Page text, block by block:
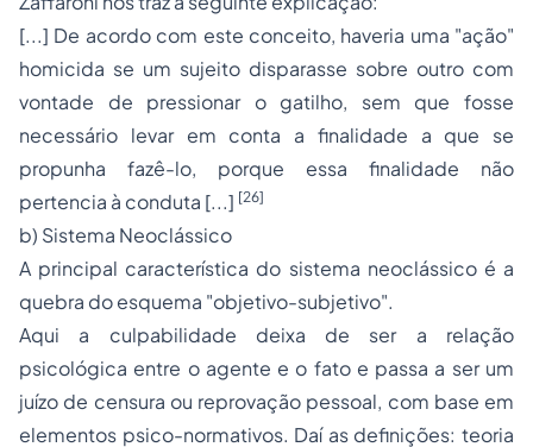
[...] De acordo com este conceito, haveria uma "ação"
homicida se um sujeito disparasse sobre outro com
vontade de pressionar o gatilho, sem que fosse
necessário levar em conta a finalidade a que se
propunha fazê-lo, porque essa finalidade não
pertencia à conduta [...] [26]
b) Sistema Neoclássico
A principal característica do sistema neoclássico é a
quebra do esquema "objetivo-subjetivo".
Aqui a culpabilidade deixa de ser a relação
psicológica entre o agente e o fato e passa a ser um
juízo de censura ou reprovação pessoal, com base em
elementos psico-normativos. Daí as definições: teoria